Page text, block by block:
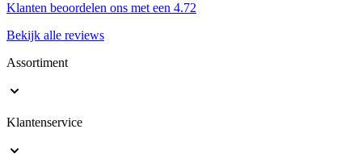
Klanten beoordelen ons met een 4.72
Bekijk alle reviews
Assortiment
Klantenservice